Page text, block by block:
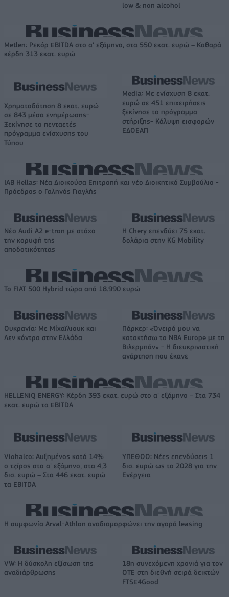
low & non alcohol
Metlen: Ρεκόρ EBITDA στο α' εξάμηνο, στα 550 εκατ. ευρώ – Καθαρά
κέρδη 313 εκατ. ευρώ
Χρηματοδότηση 8 εκατ. ευρώ
σε 843 μέσα ενημέρωσης-
Ξεκίνησε το πενταετές
πρόγραμμα ενίσχυσης του
Τύπου
Media: Με ενίσχυση 8 εκατ.
ευρώ σε 451 επιχειρήσεις
ξεκίνησε το πρόγραμμα
στήριξης- Κάλυψη εισφορών
ΕΔΟΕΑΠ
IAB Hellas: Νέα Διοικούσα Επιτροπή και νέο Διοικητικό Συμβούλιο -
Πρόεδρος ο Γαληνός Γιαγλής
Νέο Audi A2 e-tron με στόχο
την κορυφή της
αποδοτικότητας
Η Chery επενδύει 75 εκατ.
δολάρια στην KG Mobility
Το FIAT 500 Hybrid τώρα από 18.990 ευρώ
Ουκρανία: Με Μίχαϊλιουκ και
Λεν κόντρα στην Ελλάδα
Πάρκερ: «Όνειρό μου να
κατακτήσω το ΝΒΑ Europe με τη
Βιλερμπάν» - Η διευκρινιστική
ανάρτηση που έκανε
HELLENiQ ENERGY: Κέρδη 393 εκατ. ευρώ στο α' εξάμηνο – Στα 734
εκατ. ευρώ τα EBITDA
Viohalco: Αυξημένος κατά 14%
ο τζίρος στο α' εξάμηνο, στα 4,3
δισ. ευρώ – Στα 446 εκατ. ευρώ
τα EBITDA
ΥΠΕΘΟΟ: Νέες επενδύσεις 1
δισ. ευρώ ως το 2028 για την
Ενέργεια
Η συμφωνία Arval-Athlon αναδιαμορφώνει την αγορά leasing
VW: Η δύσκολη εξίσωση της
αναδιάρθρωσης
18η συνεχόμενη χρονιά για τον
ΟΤΕ στη διεθνή σειρά δεικτών
FTSE4Good